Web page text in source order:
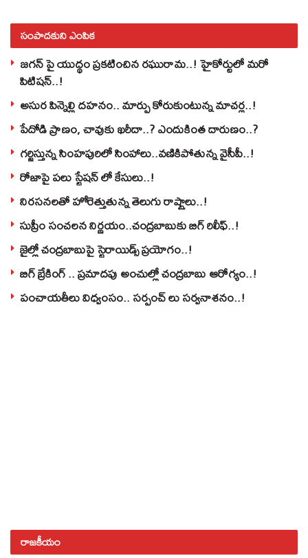
సంపాదకుని ఎంపిక
జగన్ పై యుద్థం ప్రకటించిన రఘురామ..! హైకోర్టులో మరో
పిటిషన్..!
అసుర పిన్నెల్లి దహనం.. మార్పు కోరుకుంటున్న మాచర్ల..!
పేదోడి ప్రాణం, చావుకు ఖరీదా..? ఎందుకింత దారుణం..?
గర్జిస్తున్న సింహపురిలో సింహాలు..వణికిపోతున్న వైసీపీ..!
రోజాపై పలు స్టేషన్ లో కేసులు..!
నిరసనలతో హోరెత్తుతున్న తెలుగు రాష్ట్రాలు..!
సుప్రీం సంచలన నిర్ణయం..చంద్రబాబుకు బిగ్ రిలీఫ్..!
జైల్లో చంద్రబాబుపై స్టెరాయిడ్స్ ప్రయోగం..!
బిగ్ బ్రేకింగ్ .. ప్రమాదపు అంచుల్లో చంద్రబాబు ఆరోగ్యం..!
పంచాయతీలు విధ్వంసం.. సర్పంచ్ లు సర్వనాశనం..!
రాజకీయం